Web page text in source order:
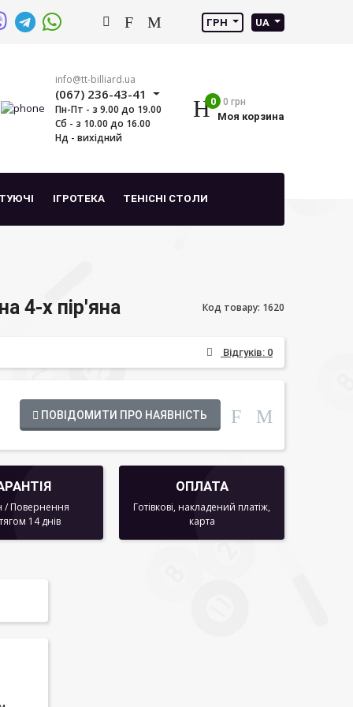
ГРН UA
info@tt-billiard.ua
(067) 236-43-41
Пн-Пт - з 9.00 до 19.00
Сб - з 10.00 до 16.00
Нд - вихідний
0 0 грн
Моя корзина
ІГРОТЕКА ТЕНІСНІ СТОЛИ
4-х пір'яна Код товару: 1620
Відгуків: 0
ПОВІДОМИТИ ПРО НАЯВНІСТЬ
/ Повернення
14 днів
ОПЛАТА
Готівкові, накладений платіж,
карта